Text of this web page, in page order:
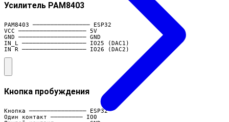
Усилитель PAM8403
PAM8403 ──────────────── ESP32
VCC ─────────────────── 5V
GND ─────────────────── GND
IN_L ────────────────── IO25 (DAC1)
IN_R ────────────────── IO26 (DAC2)
Кнопка пробуждения
Кнопка ──────────────── ESP32
Один контакт ───────── IO0